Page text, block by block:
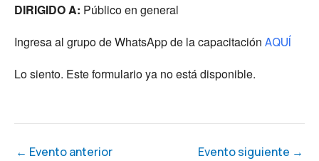
DIRIGIDO A: Público en general
Ingresa al grupo de WhatsApp de la capacitación AQUÍ
Lo siento. Este formulario ya no está disponible.
← Evento anterior Evento siguiente →